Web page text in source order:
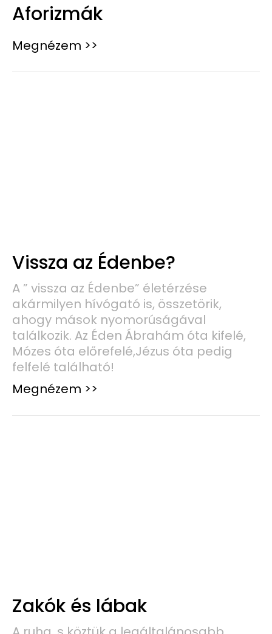
Aforizmák
Megnézem >>
Vissza az Édenbe?
A ” vissza az Édenbe” életérzése
akármilyen hívógató is, összetörik,
ahogy mások nyomorúságával
találkozik. Az Éden Ábrahám óta kifelé,
Mózes óta előrefelé,Jézus óta pedig
felfelé található!
Megnézem >>
Zakók és lábak